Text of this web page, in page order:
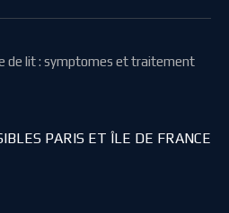
de lit : symptomes et traitement
PARIS ET ÎLE DE FRANCE